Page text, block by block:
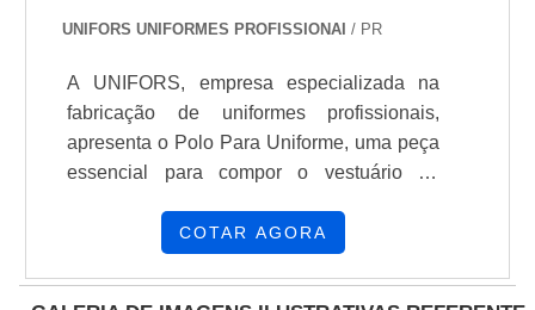
UNIFORS UNIFORMES PROFISSIONAI / PR
A UNIFORS, empresa especializada na
fabricação de uniformes profissionais,
apresenta o Polo Para Uniforme, uma peça
essencial para compor o vestuário de
transmitir uma imagem profissional e
Para Uniforme da UNIFORS é
COTAR AGORA